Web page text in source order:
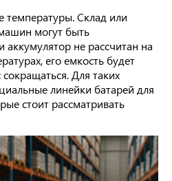
Склад или
могут быть
не рассчитан на
его емкость будет
Для таких
линейки батарей для
стоит рассматривать